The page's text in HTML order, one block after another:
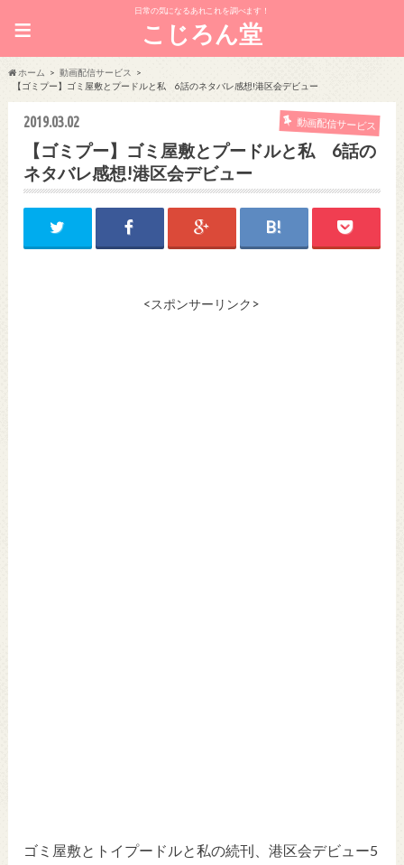
日常の気になるあれこれを調べます！
こじろん堂
≡
ホーム
動画配信サービス
【ゴミプー】ゴミ屋敷とプードルと私 6話のネタバレ感想!港区会デビュー
2019.03.02 動画配信サービス
【ゴミプー】ゴミ屋敷とプードルと私 6話の
ネタバレ感想!港区会デビュー
<スポンサーリンク>
ゴミ屋敷とトイプードルと私の続刊、港区会デビュー5